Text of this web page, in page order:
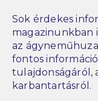
Sok érdekes
magazinunkban
az
fontos
tulajdonságáról,
karbantartásról.